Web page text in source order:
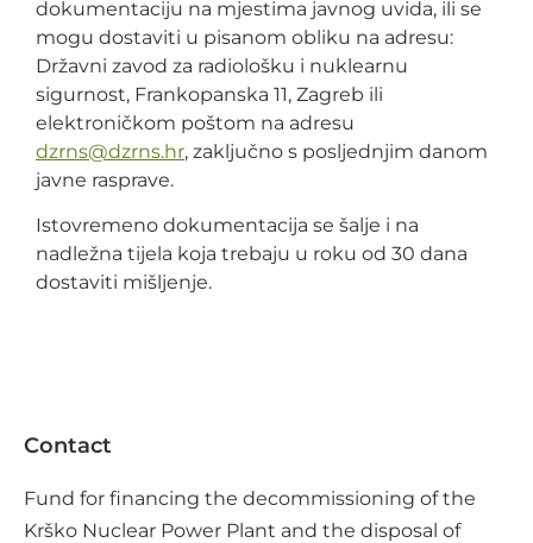
dokumentaciju na mjestima javnog uvida, ili se
mogu dostaviti u pisanom obliku na adresu:
Državni zavod za radiološku i nuklearnu
sigurnost, Frankopanska 11, Zagreb ili
elektroničkom poštom na adresu
rh.snrzd
@snrzd
, zaključno s posljednjim danom
javne rasprave.
Istovremeno dokumentacija se šalje i na
nadležna tijela koja trebaju u roku od 30 dana
dostaviti mišljenje.
Contact
Fund for financing the decommissioning of the
Krško Nuclear Power Plant and the disposal of